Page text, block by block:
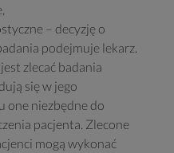
– decyzję o
podejmuje lekarz.
zlecać badania
się w jego
one niezbędne do
pacjenta. Zlecone
mogą wykonać